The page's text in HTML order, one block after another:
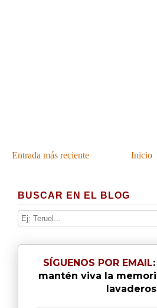
Entrada más reciente Inicio
BUSCAR EN EL BLOG
SÍGUENOS POR EMAIL
mantén viva la